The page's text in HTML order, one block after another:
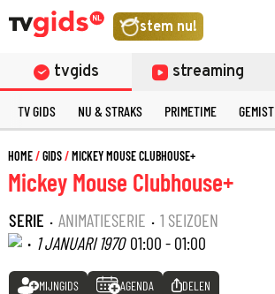
stem nu!
tvgids streaming
TV GIDS NU & STRAKS PRIMETIME GEMIST
HOME GIDS MICKEY MOUSE CLUBHOUSE+
Mickey Mouse Clubhouse+
SERIE · ANIMATIESERIE · 1 SEIZOEN
· 1 JANUARI 1970 01:00 - 01:00
MIJNGIDS AGENDA DELEN